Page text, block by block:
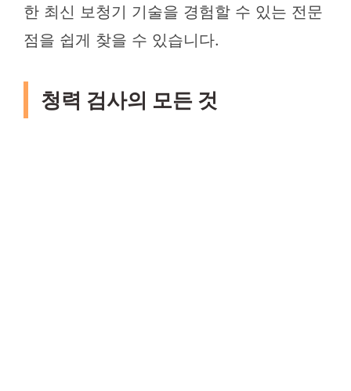
한 최신 보청기 기술을 경험할 수 있는 전문
점을 쉽게 찾을 수 있습니다.
청력 검사의 모든 것